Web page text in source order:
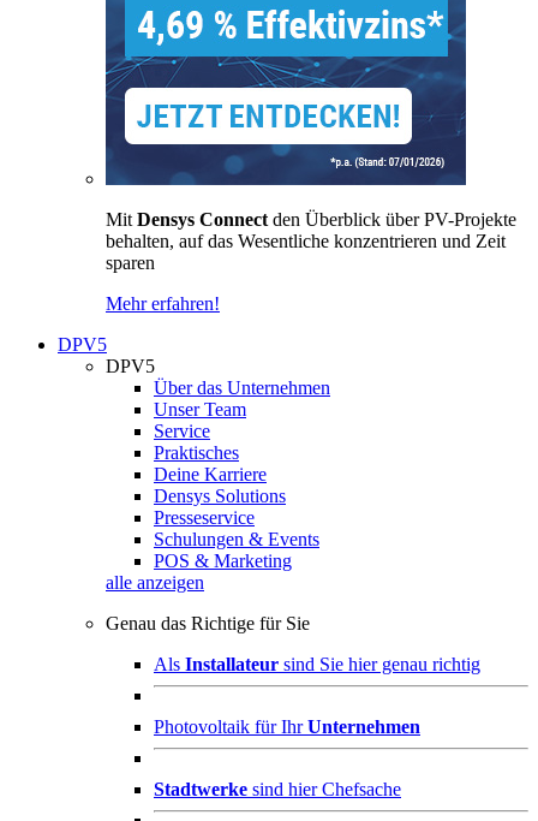
Mit Densys Connect den Überblick über PV-Projekte
behalten, auf das Wesentliche konzentrieren und Zeit
sparen
Mehr erfahren!
DPV5
DPV5
Über das Unternehmen
Unser Team
Service
Praktisches
Deine Karriere
Densys Solutions
Presseservice
Schulungen & Events
POS & Marketing
alle anzeigen
Genau das Richtige für Sie
Als Installateur sind Sie hier genau richtig
Photovoltaik für IhrUnternehmen
Stadtwerke sind hier Chefsache